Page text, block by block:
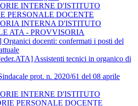
INTERNE D'ISTITUTO
PERSONALE DOCENTE
INTERNA D'ISTITUTO
ATA - PROVVISORIA
docenti: confermati i posti del
Assistenti tecnici in organico di
prot. n. 2020/61 del 08 aprile
INTERNE D'ISTITUTO
PERSONALE DOCENTE